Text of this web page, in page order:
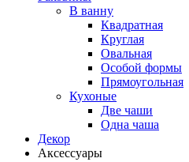
В ванну
Квадратная
Круглая
Овальная
Особой формы
Прямоугольная
Кухоные
Две чаши
Одна чаша
Декор
Аксессуары